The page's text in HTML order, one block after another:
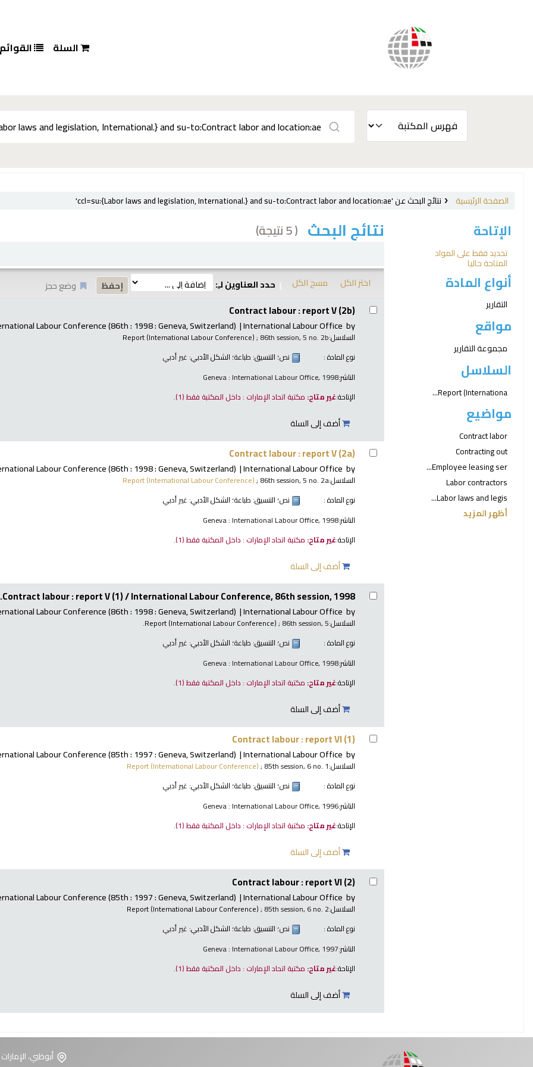
السلة القوائم
الصفحة الرئيسية نتائج البحث عن 'ccl=su:{Labor laws and legislation, International.} and su-to:Contract labor and location:ae'
الإتاحة
تحديد فقط على المواد
المتاحة حاليا
أنواع المادة
التقارير
مواقع
مجموعة التقارير
السلاسل
Report (Internationa...
مواضيع
Contract labor
Contracting out
Employee leasing ser...
Labor contractors
Labor laws and legis...
أظهر المزيد
نتائج البحث ( 5 نتيجة)
اختر الكل مسح الكل حدد العناوين لـِ: وضع حجز
نتائج Contract labour : report V (2b)
by
International Labour Office
Labour Conference(86th : 1998 : Geneva, Switzerland)
السلاسل: Report (International Labour Conference); 86th session, 5 no. 2b
نوع المادة :
نص؛ التنسيق: طباعة؛ الشكل الأدبي: غير أدبي
الناشر:Geneva : International Labour Office, 1998
الإتاحة:غير متاح: مكتبة اتحاد الإمارات : داخل المكتبة فقط(1).
أضف إلى السلة
Contract labour : report V (2a)
by
International Labour Office
Labour Conference(86th : 1998 : Geneva, Switzerland)
السلاسل: Report (International Labour Conference); 86th session, 5 no. 2a
نوع المادة :
نص؛ التنسيق: طباعة؛ الشكل الأدبي: غير أدبي
الناشر:Geneva : International Labour Office, 1998
الإتاحة:غير متاح: مكتبة اتحاد الإمارات : داخل المكتبة فقط(1).
أضف إلى السلة
Contract labour : report V (1) /International Labour Conference, 86th session, 1998.
by
International Labour Office
Labour Conference(86th : 1998 : Geneva, Switzerland)
السلاسل: Report (International Labour Conference); 86th session, 5.
نوع المادة :
نص؛ التنسيق: طباعة؛ الشكل الأدبي: غير أدبي
الناشر:Geneva : International Labour Office, 1998
الإتاحة:غير متاح: مكتبة اتحاد الإمارات : داخل المكتبة فقط(1).
أضف إلى السلة
Contract labour : report VI (1)
by
International Labour Office
Labour Conference(85th : 1997 : Geneva, Switzerland)
السلاسل: Report (International Labour Conference); 85th session, 6 no. 1
نوع المادة :
نص؛ التنسيق: طباعة؛ الشكل الأدبي: غير أدبي
الناشر:Geneva : International Labour Office, 1996
الإتاحة:غير متاح: مكتبة اتحاد الإمارات : داخل المكتبة فقط(1).
أضف إلى السلة
Contract labour : report VI (2)
by
International Labour Office
Labour Conference(85th : 1997 : Geneva, Switzerland)
السلاسل: Report (International Labour Conference); 85th session, 6 no. 2
نوع المادة :
نص؛ التنسيق: طباعة؛ الشكل الأدبي: غير أدبي
الناشر:Geneva : International Labour Office, 1997
الإتاحة:غير متاح: مكتبة اتحاد الإمارات : داخل المكتبة فقط(1).
أضف إلى السلة
أبوظبي،